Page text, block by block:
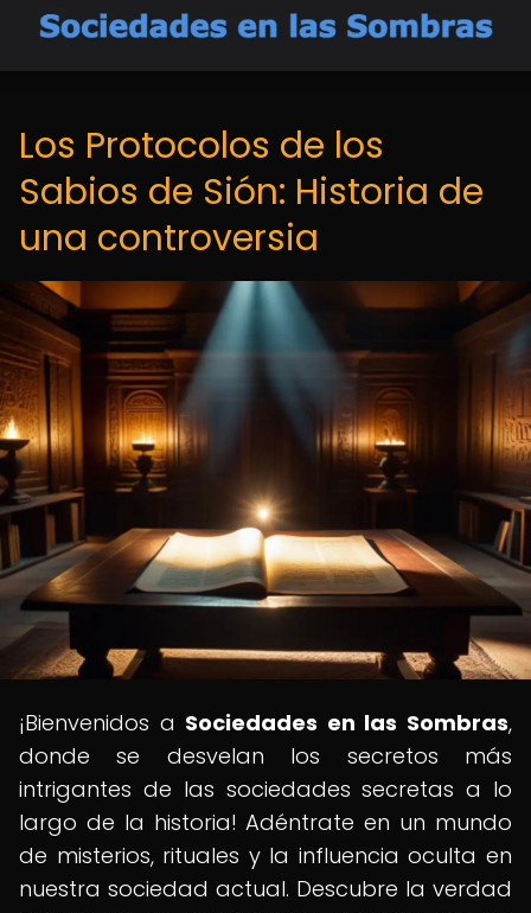
Los Protocolos de los
Sabios de Sión: Historia de
una controversia
¡Bienvenidos a Sociedades en las Sombras,
donde se desvelan los secretos más
intrigantes de las sociedades secretas a lo
largo de la historia! Adéntrate en un mundo
de misterios, rituales y la influencia oculta en
nuestra sociedad actual. Descubre la verdad